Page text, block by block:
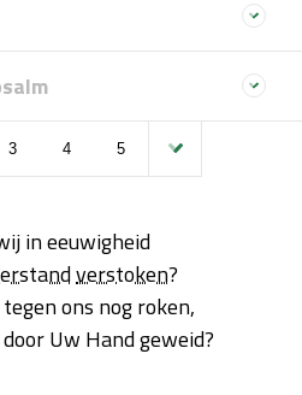
3 4 5
in eeuwigheid
verstoken?
ons nog roken,
Uw Hand geweid?